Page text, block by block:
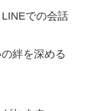
での会話
絆を深める